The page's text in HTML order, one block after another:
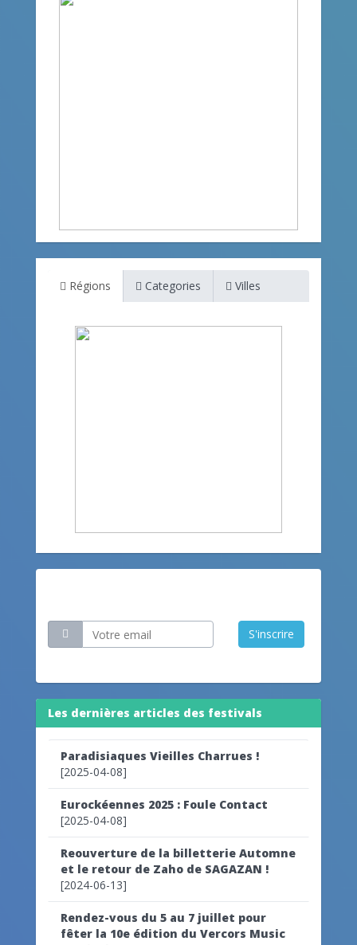
Régions Categories Villes
S'inscrire
Les dernières articles des festivals
Paradisiaques Vieilles Charrues !
[2025-04-08]
Eurockéennes 2025 : Foule Contact
[2025-04-08]
Reouverture de la billetterie Automne
et le retour de Zaho de SAGAZAN !
[2024-06-13]
Rendez-vous du 5 au 7 juillet pour
fêter la 10e édition du Vercors Music